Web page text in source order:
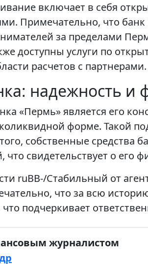
включает в себя
Примечательно, что банк
за пределами
доступны услуги по
расчетов с партнерами.
надежность и
«Пермь» является его
форме. Такой
собственные средства
что свидетельствует о его
ruBB-/Стабильный от
что за всю
что подчеркивает
журналистом